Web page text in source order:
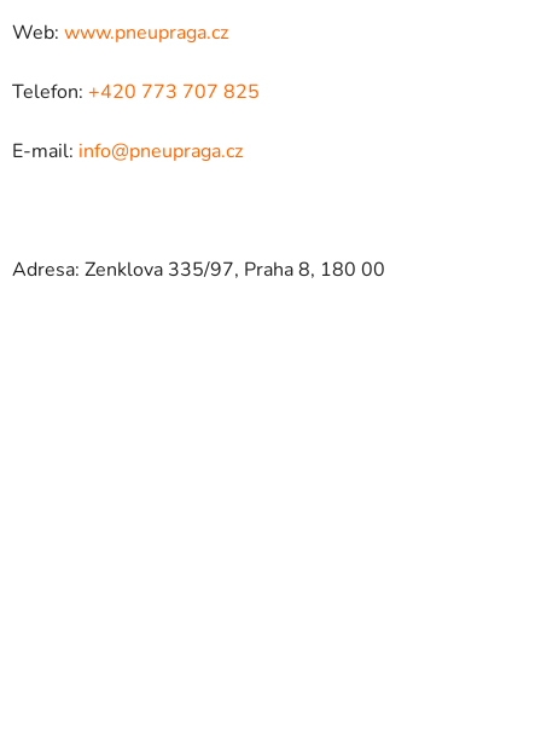
Web: www.pneupraga.cz
Telefon: +420 773 707 825
E-mail: info@pneupraga.cz
Adresa: Zenklova 335/97, Praha 8, 180 00